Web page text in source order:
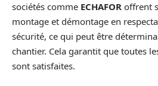
sociétés comme ECHAFOR offrent
montage et démontage en
sécurité, ce qui peut être
chantier. Cela garantit que toutes
sont satisfaites.